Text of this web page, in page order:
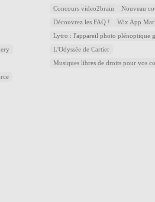
Concours video2brain Nouveau
Découvrez les FAQ ! Wix App
Lytro : l'appareil photo plénoptique
L'Odyssée de Cartier
Musiques libres de droits pour vos